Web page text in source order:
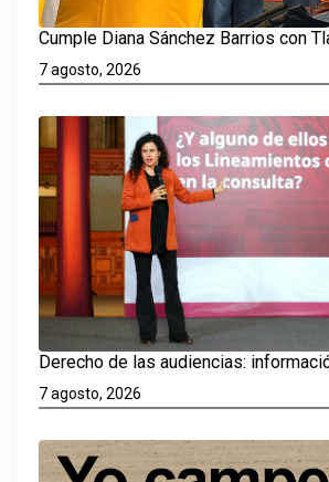
Cumple Diana Sánchez Barrios con
7 agosto, 2026
Derecho de las audiencias:
7 agosto, 2026